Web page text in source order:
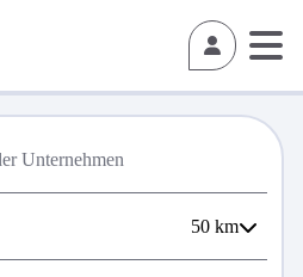
50 km